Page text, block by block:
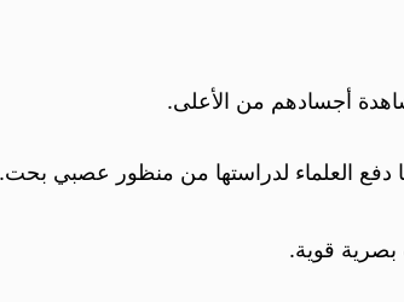
أجسادهم من الأعلى.
دفع العلماء لدراستها من منظور عصبي بحت.
قوية.